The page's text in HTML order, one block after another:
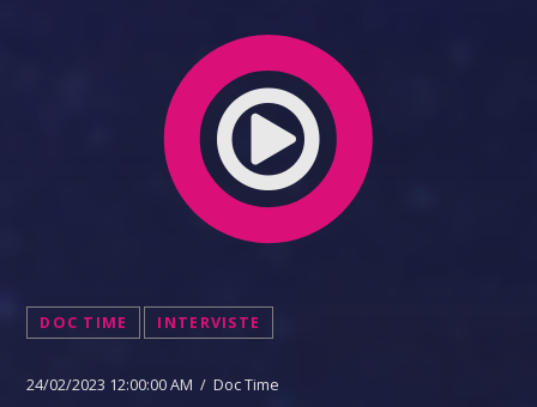
DOC TIME INTERVISTE
24/02/2023 12:00:00 AM / Doc Time